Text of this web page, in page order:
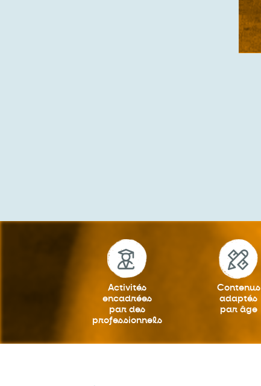
Activités
encadrées
par des
professionnels
Contenus
adaptés
par âge